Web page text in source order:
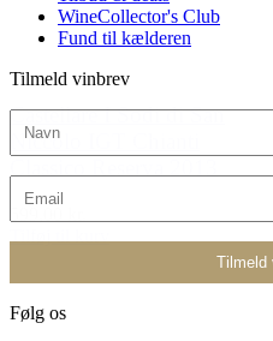
Castellare I Sodi di San
Niccolo IGT Chianti
WineCollector's Club
Fund til kælderen
Tilmeld vinbrev
Følg os